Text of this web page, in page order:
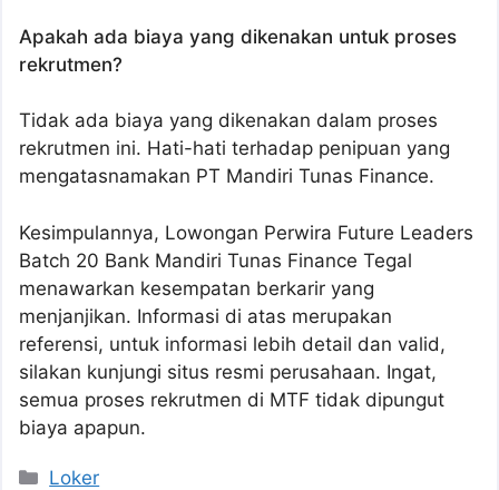
Apakah ada biaya yang dikenakan untuk proses
rekrutmen?
Tidak ada biaya yang dikenakan dalam proses
rekrutmen ini. Hati-hati terhadap penipuan yang
mengatasnamakan PT Mandiri Tunas Finance.
Kesimpulannya, Lowongan Perwira Future Leaders
Batch 20 Bank Mandiri Tunas Finance Tegal
menawarkan kesempatan berkarir yang
menjanjikan. Informasi di atas merupakan
referensi, untuk informasi lebih detail dan valid,
silakan kunjungi situs resmi perusahaan. Ingat,
semua proses rekrutmen di MTF tidak dipungut
biaya apapun.
Kategori
Loker